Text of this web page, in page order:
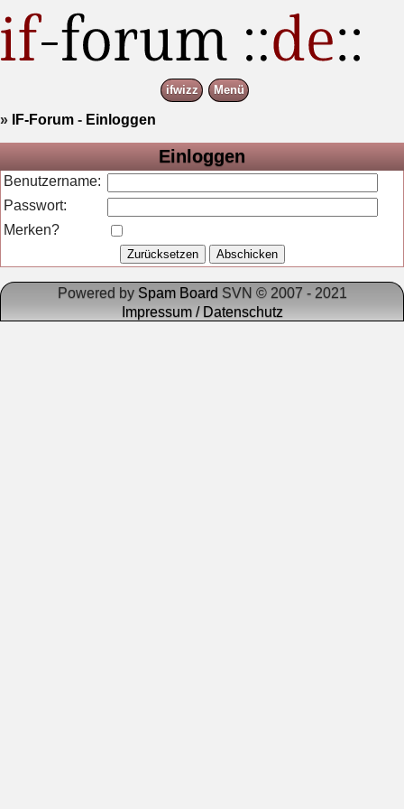
ifwizz Menü
» IF-Forum - Einloggen
Einloggen
Benutzername:
Passwort:
Merken?
Powered by Spam Board SVN © 2007 - 2021
Impressum / Datenschutz